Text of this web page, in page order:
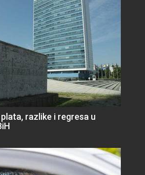
razlike i regresa u